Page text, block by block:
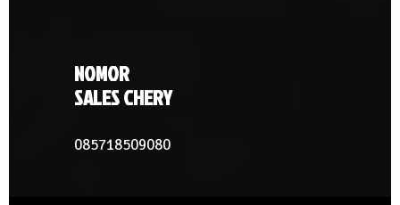
NOMOR
SALES CHERY
085718509080